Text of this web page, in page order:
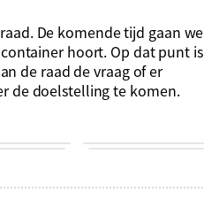
De komende tijd gaan we
hoort. Op dat punt is
de raad de vraag of er
de doelstelling te komen.